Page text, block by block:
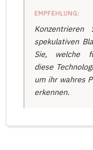
EMPFEHLUNG:
spekulativen
Sie, welche
diese
um ihr wahres
erkennen.